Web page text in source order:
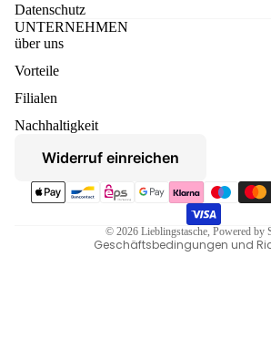
Datenschutz
UNTERNEHMEN
über uns
Vorteile
Filialen
Nachhaltigkeit
Widerruf einreichen
Zahlungsmethoden
© 2026 Lieblingstasche , Powered by
Geschäftsbedingungen und
Kontaktinformationen